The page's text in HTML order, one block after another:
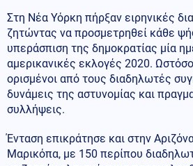
Στη Νέα Υόρκη πήρξαν ειρηνικές
ζητώντας να προσμετρηθεί κάθε
υπεράσπιση της δημοκρατίας μία
αμερικανικές εκλογές 2020.
ορισμένοι από τους διαδηλωτές
δυνάμεις της αστυνομίας και
συλλήψεις.
Ένταση επικράτησε και στην
Μαρικόπα, με 150 περίπου